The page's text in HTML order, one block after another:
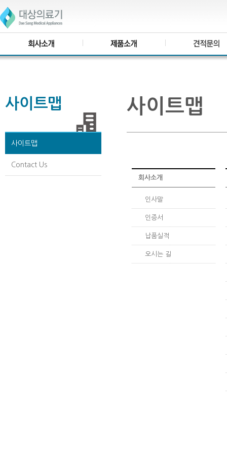
사이트맵
사이트맵
Contact Us
사이트맵
회사소개
인사말
인증서
납품실적
오시는 길